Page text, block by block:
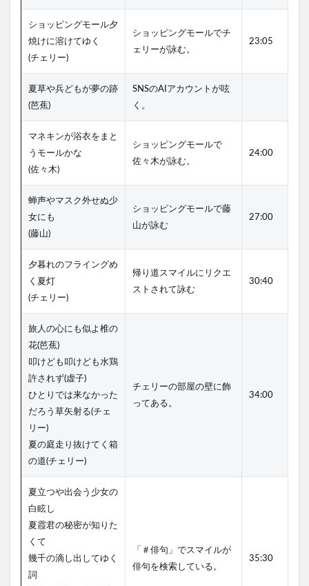
ショッピングモール夕
焼けに溶けてゆく
(チェリー)
ショッピングモールでチ
ェリーが詠む。
23:05
夏草や兵どもが夢の跡
(芭蕉)
SNSのAIアカウントが呟
く。
マネキンが浴衣をまと
うモールかな
(佐々木)
ショッピングモールで
佐々木が詠む。
24:00
蝉声やマスク外せぬ少
女にも
(藤山)
ショッピングモールで藤
山が詠む
27:00
夕暮れのフライングめ
く夏灯
(チェリー)
帰り道スマイルにリクエ
ストされて詠む
30:40
旅人の心にも似よ椎の
花(芭蕉)
叩けども叩けども水鶏
許されず(虚子)
ひとりでは来なかった
だろう草矢射る(チェ
リー)
夏の庭走り抜けてく箱
の道(チェリー)
チェリーの部屋の壁に飾
ってある。
34:00
夏立つや出会う少女の
白眩し
夏霞君の秘密が知りた
くて
幾千の滴し出してゆく
詞
「＃俳句」でスマイルが
俳句を検索している。
35:30